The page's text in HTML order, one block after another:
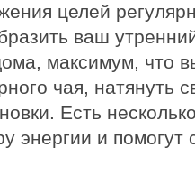
целей
ваш
максимум, что
чая, натянуть
Есть
энергии и помогут